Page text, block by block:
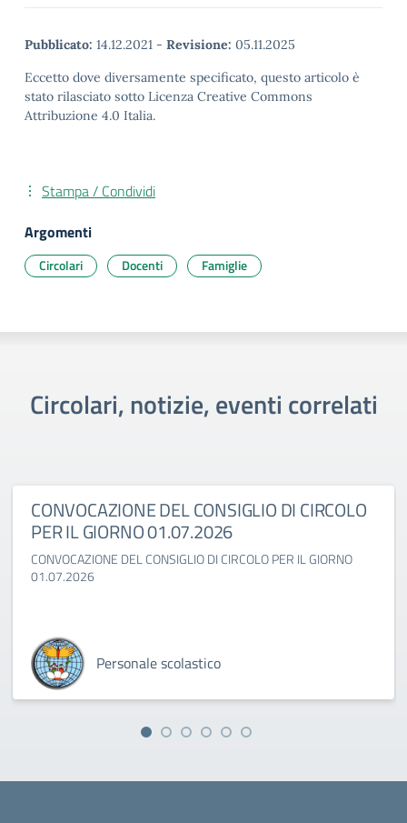
Pubblicato: 14.12.2021 - Revisione: 05.11.2025
Eccetto dove diversamente specificato, questo articolo è
stato rilasciato sotto Licenza Creative Commons
Attribuzione 4.0 Italia.
Stampa / Condividi
Argomenti
Circolari Docenti Famiglie
Circolari, notizie, eventi correlati
CONVOCAZIONE DEL CONSIGLIO DI CIRCOLO
PER IL GIORNO 01.07.2026
CONVOCAZIONE DEL CONSIGLIO DI CIRCOLO PER IL GIORNO
01.07.2026
Personale scolastico